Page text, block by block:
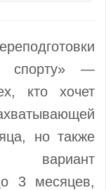
спорту» —
кто хочет
но также
вариант
3 месяцев,